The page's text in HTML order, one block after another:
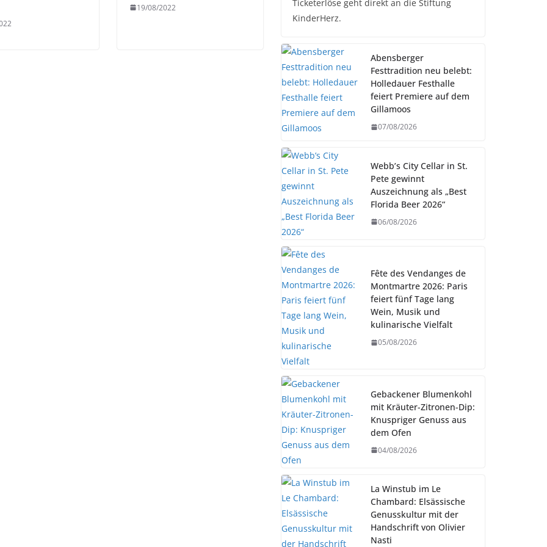
19/08/2022
Ticketerlöse geht direkt an die Stiftung
KinderHerz.
Abensberger
Festtradition neu belebt:
Holledauer Festhalle
feiert Premiere auf dem
Gillamoos
07/08/2026
Webb’s City Cellar in St.
Pete gewinnt
Auszeichnung als „Best
Florida Beer 2026“
06/08/2026
Fête des Vendanges de
Montmartre 2026: Paris
feiert fünf Tage lang
Wein, Musik und
kulinarische Vielfalt
05/08/2026
Gebackener Blumenkohl
mit Kräuter-Zitronen-Dip:
Knuspriger Genuss aus
dem Ofen
04/08/2026
La Winstub im Le
Chambard: Elsässische
Genusskultur mit der
Handschrift von Olivier
Nasti